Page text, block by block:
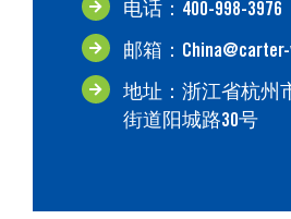
电话：400-998-3976
邮箱：China@carter-
地址：浙江省杭州
街道阳城路30号